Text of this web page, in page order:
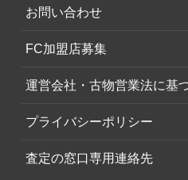
お問い合わせ
FC加盟店募集
運営会社・古物営業法に基
プライバシーポリシー
査定の窓口専用連絡先